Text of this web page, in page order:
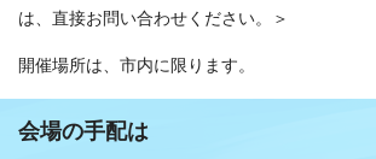
は、直接お問い合わせください。＞
開催場所は、市内に限ります。
会場の手配は